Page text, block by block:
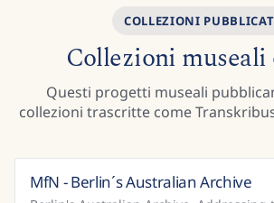
COLLEZIONI
Collezioni
Questi progetti museali
collezioni trascritte come
MfN - Berlin´s Australian Archive